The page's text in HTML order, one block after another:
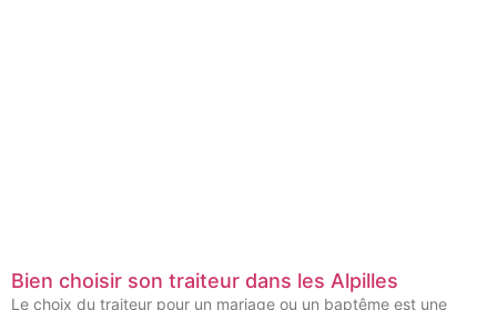
Bien choisir son traiteur dans les Alpilles
Le choix du traiteur pour un mariage ou un baptême est une